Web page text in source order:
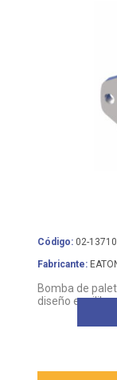
Código: 02-
Fabricante:
Bomba de
diseño